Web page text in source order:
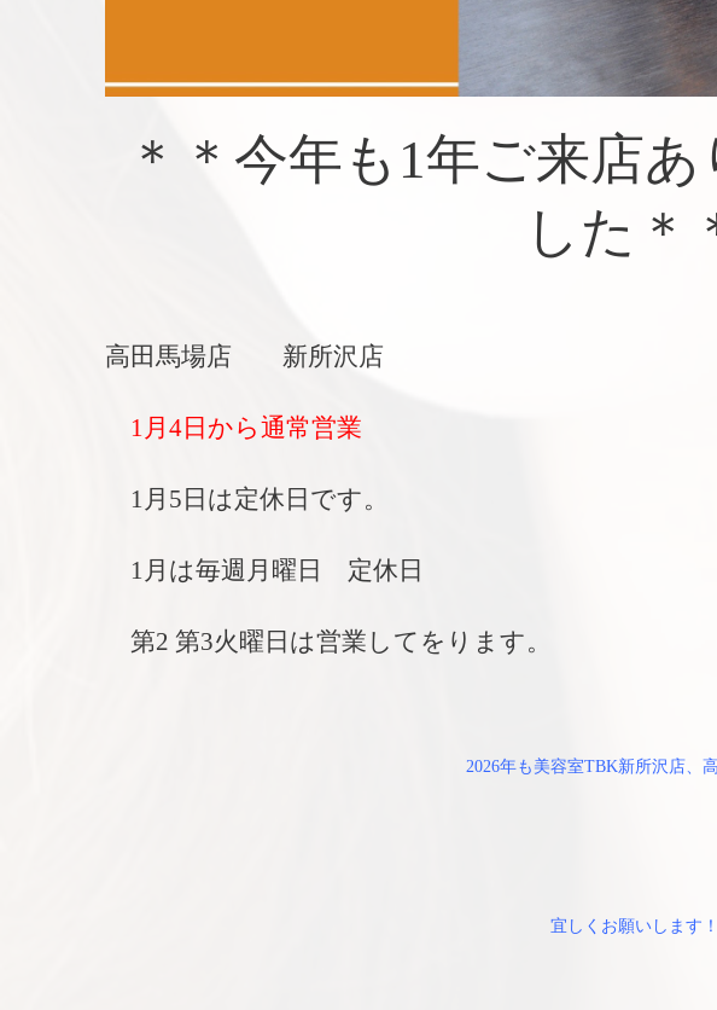
＊＊今年も1年ご来店
した＊
高田馬場店 新所沢店
1月4日から通常営業
1月5日は定休日です。
1月は毎週月曜日 定休日
第2 第3火曜日は営業してをります。
2026年も美容室TBK新所沢店、
宜しくお願いします！